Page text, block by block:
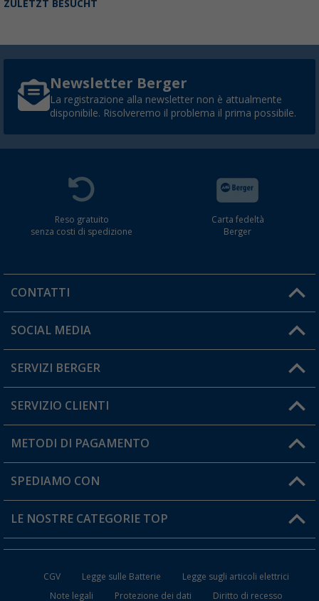
ZULETZT BESUCHT
Newsletter Berger
La registrazione alla newsletter non è attualmente
disponibile. Risolveremo il problema il prima possibile.
Reso gratuito
senza costi di spedizione
Carta fedeltà
Berger
CONTATTI
Orari di apertura del servizio:
Hai una domanda?
SOCIAL MEDIA
SERVIZI BERGER
Diventare rivenditori
Il mio Account
Carta fedeltà Berger
SERVIZIO CLIENTI
Informazioni sulla spedizione
Resi
FAQ e Contatti
METODI DI PAGAMENTO
SPEDIAMO CON
LE NOSTRE CATEGORIE TOP
CGV Legge sulle Batterie
Legge sugli articoli elettrici
Note legali
Protezione dei dati Diritto di recesso